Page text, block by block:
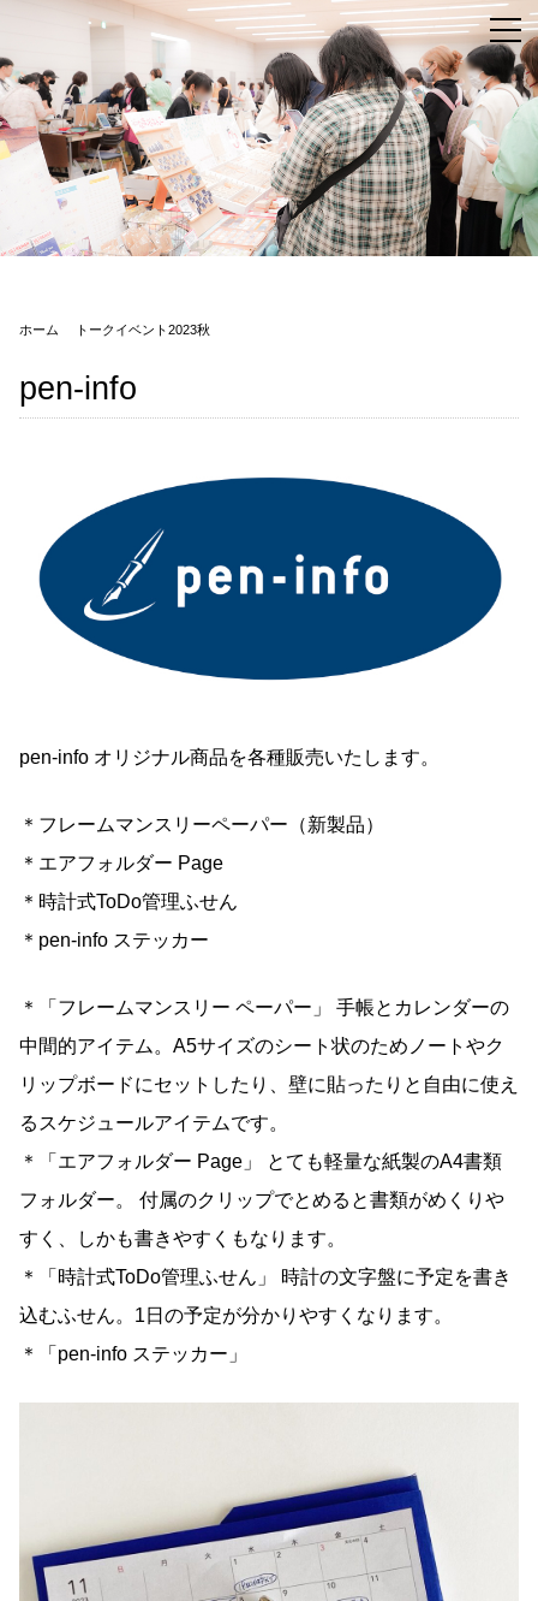
ホーム トークイベント2023秋
pen-info
pen-info オリジナル商品を各種販売いたします。
＊フレームマンスリーペーパー（新製品）
＊エアフォルダー Page
＊時計式ToDo管理ふせん
＊pen-info ステッカー
＊「フレームマンスリー ペーパー」 手帳とカレンダーの
中間的アイテム。A5サイズのシート状のためノートやク
リップボードにセットしたり、壁に貼ったりと自由に使え
るスケジュールアイテムです。
＊「エアフォルダー Page」 とても軽量な紙製のA4書類
フォルダー。 付属のクリップでとめると書類がめくりや
すく、しかも書きやすくもなります。
＊「時計式ToDo管理ふせん」 時計の文字盤に予定を書き
込むふせん。1日の予定が分かりやすくなります。
＊「pen-info ステッカー」